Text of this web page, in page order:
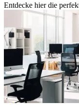
Entdecke hier die